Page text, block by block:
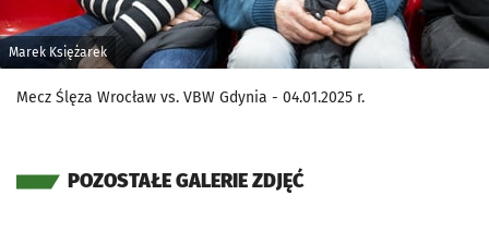
Marek Księżarek
Mecz Ślęza Wrocław vs. VBW Gdynia - 04.01.2025 r.
POZOSTAŁE GALERIE ZDJĘĆ